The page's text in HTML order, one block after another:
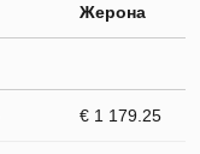
Жерона
€ 1 179.25